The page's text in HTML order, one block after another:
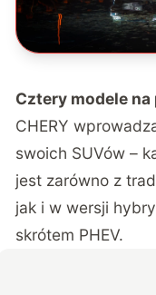
Cztery modele
CHERY
swoich SUVów –
jest zarówno z
jak i w wersji
skrótem PHEV.